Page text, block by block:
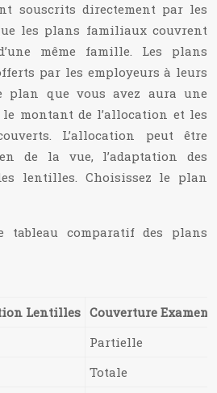
souscrits directement par les
les plans familiaux couvrent
même famille. Les plans
par les employeurs à leurs
plan que vous avez aura une
montant de l’allocation et les
L’allocation peut être
de la vue, l’adaptation des
lentilles. Choisissez le plan
tableau comparatif des plans
Lentilles Couverture Examen
Partielle
Totale